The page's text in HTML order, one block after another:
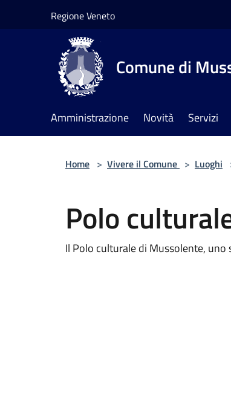
Regione Veneto
Comune di
Amministrazione Novità Servizi
Home > Vivere il Comune > Luoghi
Polo
Il Polo culturale di Mussolente,